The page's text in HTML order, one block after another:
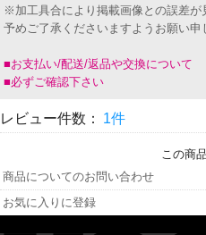
※加工具合により掲載画像との誤差が
予めご了承くださいますようお願い申
■お支払い/配送/返品や交換について
■必ずご確認下さい
レビュー件数： 1件
この商
商品についてのお問い合わせ
お気に入りに登録